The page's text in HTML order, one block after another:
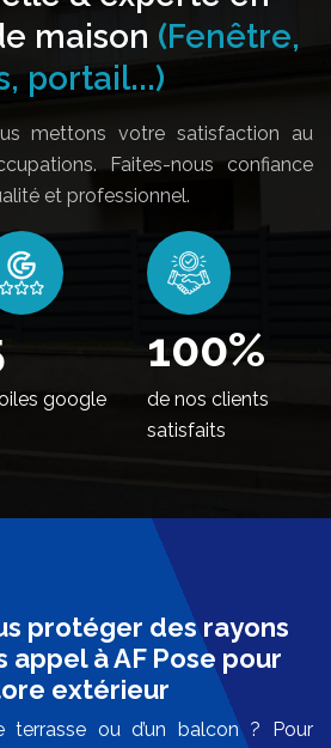
maison (Fenêtre,
portail...)
mettons votre satisfaction au
Faites-nous confiance
et professionnel.
google
100%
de nos clients
satisfaits
protéger des rayons
à AF Pose pour
extérieur
terrasse ou d’un balcon ? Pour